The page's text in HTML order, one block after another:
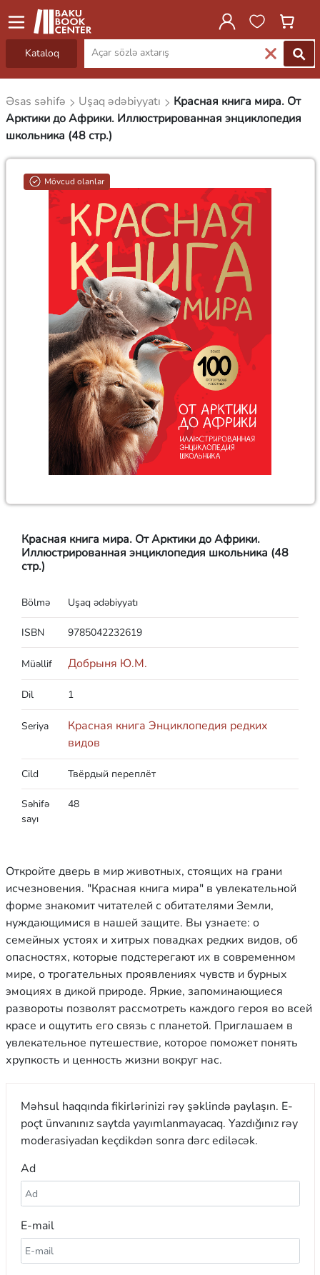
Kataloq
Əsas səhifə Uşaq ədəbiyyatı
Красная книга мира. От
Арктики до Африки. Иллюстрированная энциклопедия
школьника (48 стр.)
Mövcud olanlar
Красная книга мира. От Арктики до Африки.
Иллюстрированная энциклопедия школьника (48
стр.)
Bölmə Uşaq ədəbiyyatı
ISBN 9785042232619
Müəllif Добрыня Ю.М.
Dil 1
Seriya
Красная книга Энциклопедия редких
видов
Cild Твёрдый переплёт
Səhifə
sayı
48
Откройте дверь в мир животных, стоящих на грани
исчезновения. "Красная книга мира" в увлекательной
форме знакомит читателей с обитателями Земли,
нуждающимися в нашей защите. Вы узнаете: о
семейных устоях и хитрых повадках редких видов, об
опасностях, которые подстерегают их в современном
мире, о трогательных проявлениях чувств и бурных
эмоциях в дикой природе. Яркие, запоминающиеся
развороты позволят рассмотреть каждого героя во всей
красе и ощутить его связь с планетой. Приглашаем в
увлекательное путешествие, которое поможет понять
хрупкость и ценность жизни вокруг нас.
Məhsul haqqında fikirlərinizi rəy şəklində paylaşın. E-
poçt ünvanınız saytda yayımlanmayacaq. Yazdığınız rəy
moderasiyadan keçdikdən sonra dərc ediləcək.
Ad
E-mail